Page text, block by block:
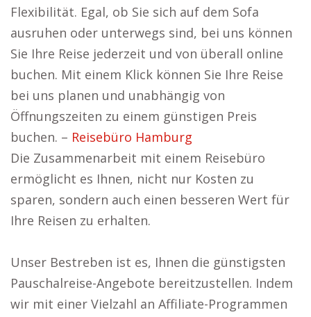
Flexibilität. Egal, ob Sie sich auf dem Sofa
ausruhen oder unterwegs sind, bei uns können
Sie Ihre Reise jederzeit und von überall online
buchen. Mit einem Klick können Sie Ihre Reise
bei uns planen und unabhängig von
Öffnungszeiten zu einem günstigen Preis
buchen. – Reisebüro Hamburg
Die Zusammenarbeit mit einem Reisebüro
ermöglicht es Ihnen, nicht nur Kosten zu
sparen, sondern auch einen besseren Wert für
Ihre Reisen zu erhalten.
Unser Bestreben ist es, Ihnen die günstigsten
Pauschalreise-Angebote bereitzustellen. Indem
wir mit einer Vielzahl an Affiliate-Programmen